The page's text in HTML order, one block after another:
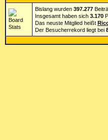
Bislang wurden 397.277
Insgesamt haben sich 3.170
Das neuste Mitglied heißt
Der Besucherrekord liegt bei